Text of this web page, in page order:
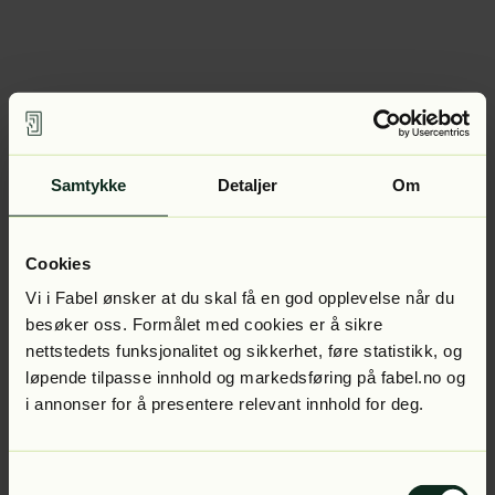
Samtykke Detaljer Om
Cookies
Vi i Fabel ønsker at du skal få en god opplevelse når du
besøker oss. Formålet med cookies er å sikre
nettstedets funksjonalitet og sikkerhet, føre statistikk, og
løpende tilpasse innhold og markedsføring på fabel.no og
i annonser for å presentere relevant innhold for deg.